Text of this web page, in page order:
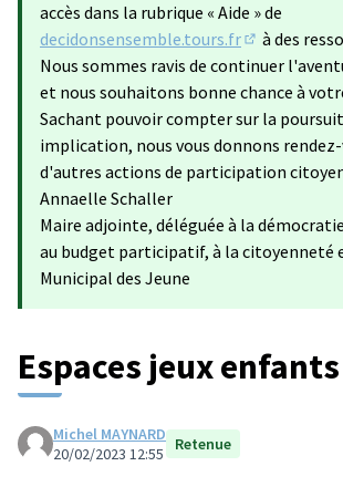
accès dans la rubrique « Aide » de
decidonsensemble.tours.fr
(S'ouvre
à des
Nous sommes ravis de continuer
et nous souhaitons bonne chance à
Sachant pouvoir compter sur la
implication, nous vous donnons
d'autres actions de participation
Annaelle Schaller
Maire adjointe, déléguée à la
au budget participatif, à la citoyenneté
Municipal des Jeune
Espaces jeux enfants
Michel MAYNARD
20/02/2023 12:55
Retenue